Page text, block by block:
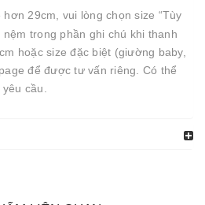
hơn 29cm, vui lòng chọn size “Tùy
trong phần ghi chú khi thanh
hoặc size đặc biệt (giường baby,
để được tư vấn riêng. Có thể
cầu.